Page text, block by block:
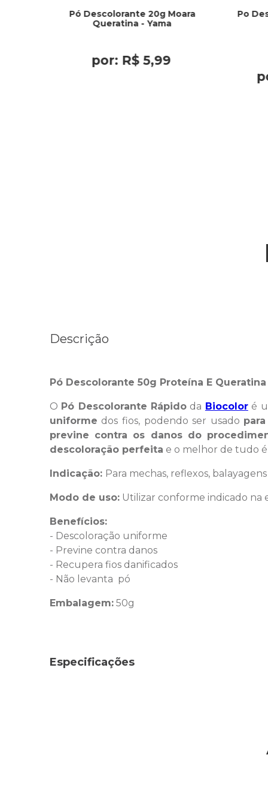
Pó Descolorante 20g Moara
Queratina - Yama
por: R$ 5,99
Po
Descrição
Pó Descolorante 50g Proteína E
O Pó Descolorante Rápido da Biocoloré
uniforme dos fios, podendo ser usado
previne contra os danos do
descoloração perfeita e o melhor de tudo
Indicação: Para mechas, reflexos,
Modo de uso:Utilizar conforme indicado na
Benefícios:
- Descoloração uniforme
- Previne contra danos
- Recupera fios danificados
- Não levanta pó
Embalagem:50g
Especificações